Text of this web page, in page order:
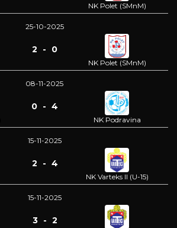
NK Polet (SMnM)
25-10-2025
2 - 0
NK Polet (SMnM)
08-11-2025
0 - 4
NK Podravina
15-11-2025
2 - 4
NK Varteks II (U-15)
15-11-2025
3 - 2